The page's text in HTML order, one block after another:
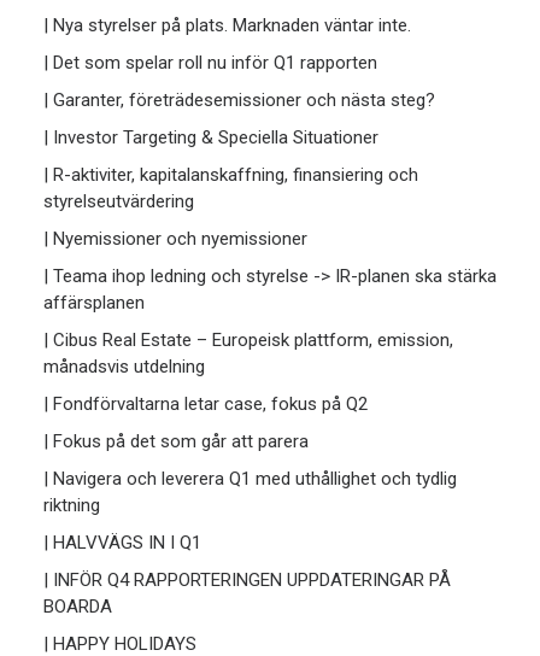
| Nya styrelser på plats. Marknaden väntar inte.
| Det som spelar roll nu inför Q1 rapporten
| Garanter, företrädesemissioner och nästa steg?
| Investor Targeting & Speciella Situationer
| R-aktiviter, kapitalanskaffning, finansiering och
styrelseutvärdering
| Nyemissioner och nyemissioner
| Teama ihop ledning och styrelse -> IR-planen ska stärka
affärsplanen
| Cibus Real Estate – Europeisk plattform, emission,
månadsvis utdelning
| Fondförvaltarna letar case, fokus på Q2
| Fokus på det som går att parera
| Navigera och leverera Q1 med uthållighet och tydlig
riktning
| HALVVÄGS IN I Q1
| INFÖR Q4 RAPPORTERINGEN UPPDATERINGAR PÅ
BOARDA
| HAPPY HOLIDAYS